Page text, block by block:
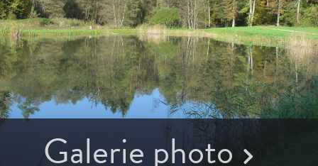
Galerie photo